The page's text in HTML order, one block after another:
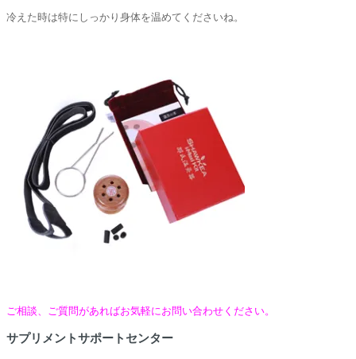
冷えた時は特にしっかり身体を温めてくださいね。
ご相談、ご質問があればお気軽にお問い合わせください。
サプリメントサポートセンター